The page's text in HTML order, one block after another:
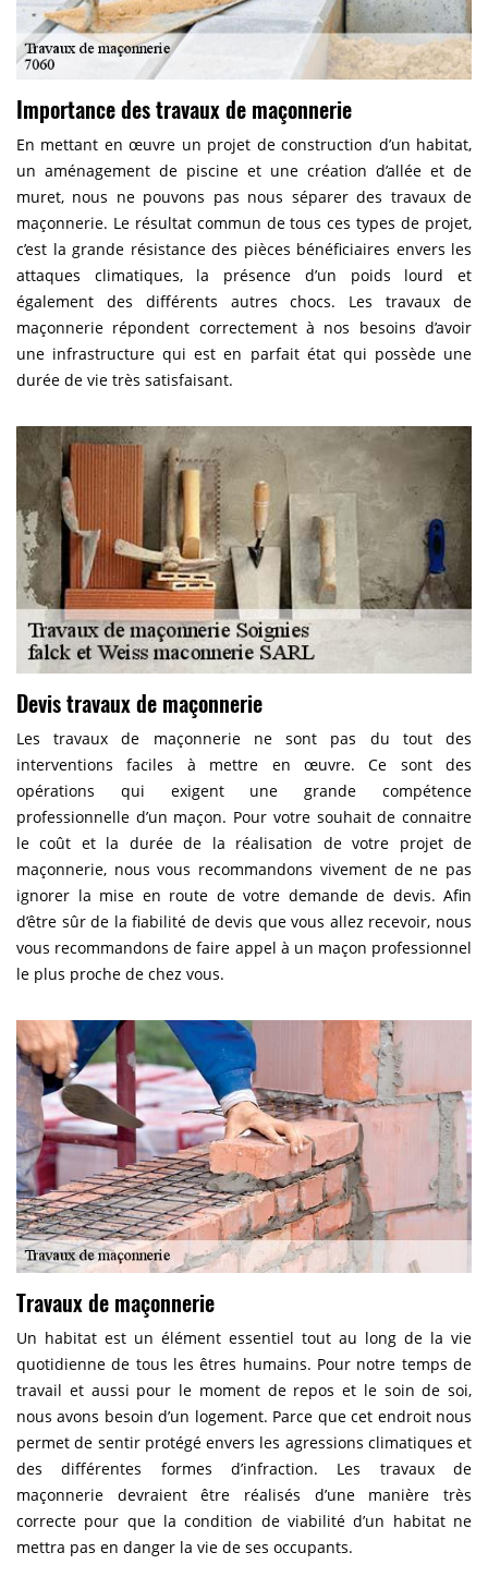
Importance des travaux de maçonnerie
En mettant en œuvre un projet de construction d’un habitat,
un aménagement de piscine et une création d’allée et de
muret, nous ne pouvons pas nous séparer des travaux de
maçonnerie. Le résultat commun de tous ces types de projet,
c’est la grande résistance des pièces bénéficiaires envers les
attaques climatiques, la présence d’un poids lourd et
également des différents autres chocs. Les travaux de
maçonnerie répondent correctement à nos besoins d’avoir
une infrastructure qui est en parfait état qui possède une
durée de vie très satisfaisant.
Devis travaux de maçonnerie
Les travaux de maçonnerie ne sont pas du tout des
interventions faciles à mettre en œuvre. Ce sont des
opérations qui exigent une grande compétence
professionnelle d’un maçon. Pour votre souhait de connaitre
le coût et la durée de la réalisation de votre projet de
maçonnerie, nous vous recommandons vivement de ne pas
ignorer la mise en route de votre demande de devis. Afin
d’être sûr de la fiabilité de devis que vous allez recevoir, nous
vous recommandons de faire appel à un maçon professionnel
le plus proche de chez vous.
Travaux de maçonnerie
Un habitat est un élément essentiel tout au long de la vie
quotidienne de tous les êtres humains. Pour notre temps de
travail et aussi pour le moment de repos et le soin de soi,
nous avons besoin d’un logement. Parce que cet endroit nous
permet de sentir protégé envers les agressions climatiques et
des différentes formes d’infraction. Les travaux de
maçonnerie devraient être réalisés d’une manière très
correcte pour que la condition de viabilité d’un habitat ne
mettra pas en danger la vie de ses occupants.